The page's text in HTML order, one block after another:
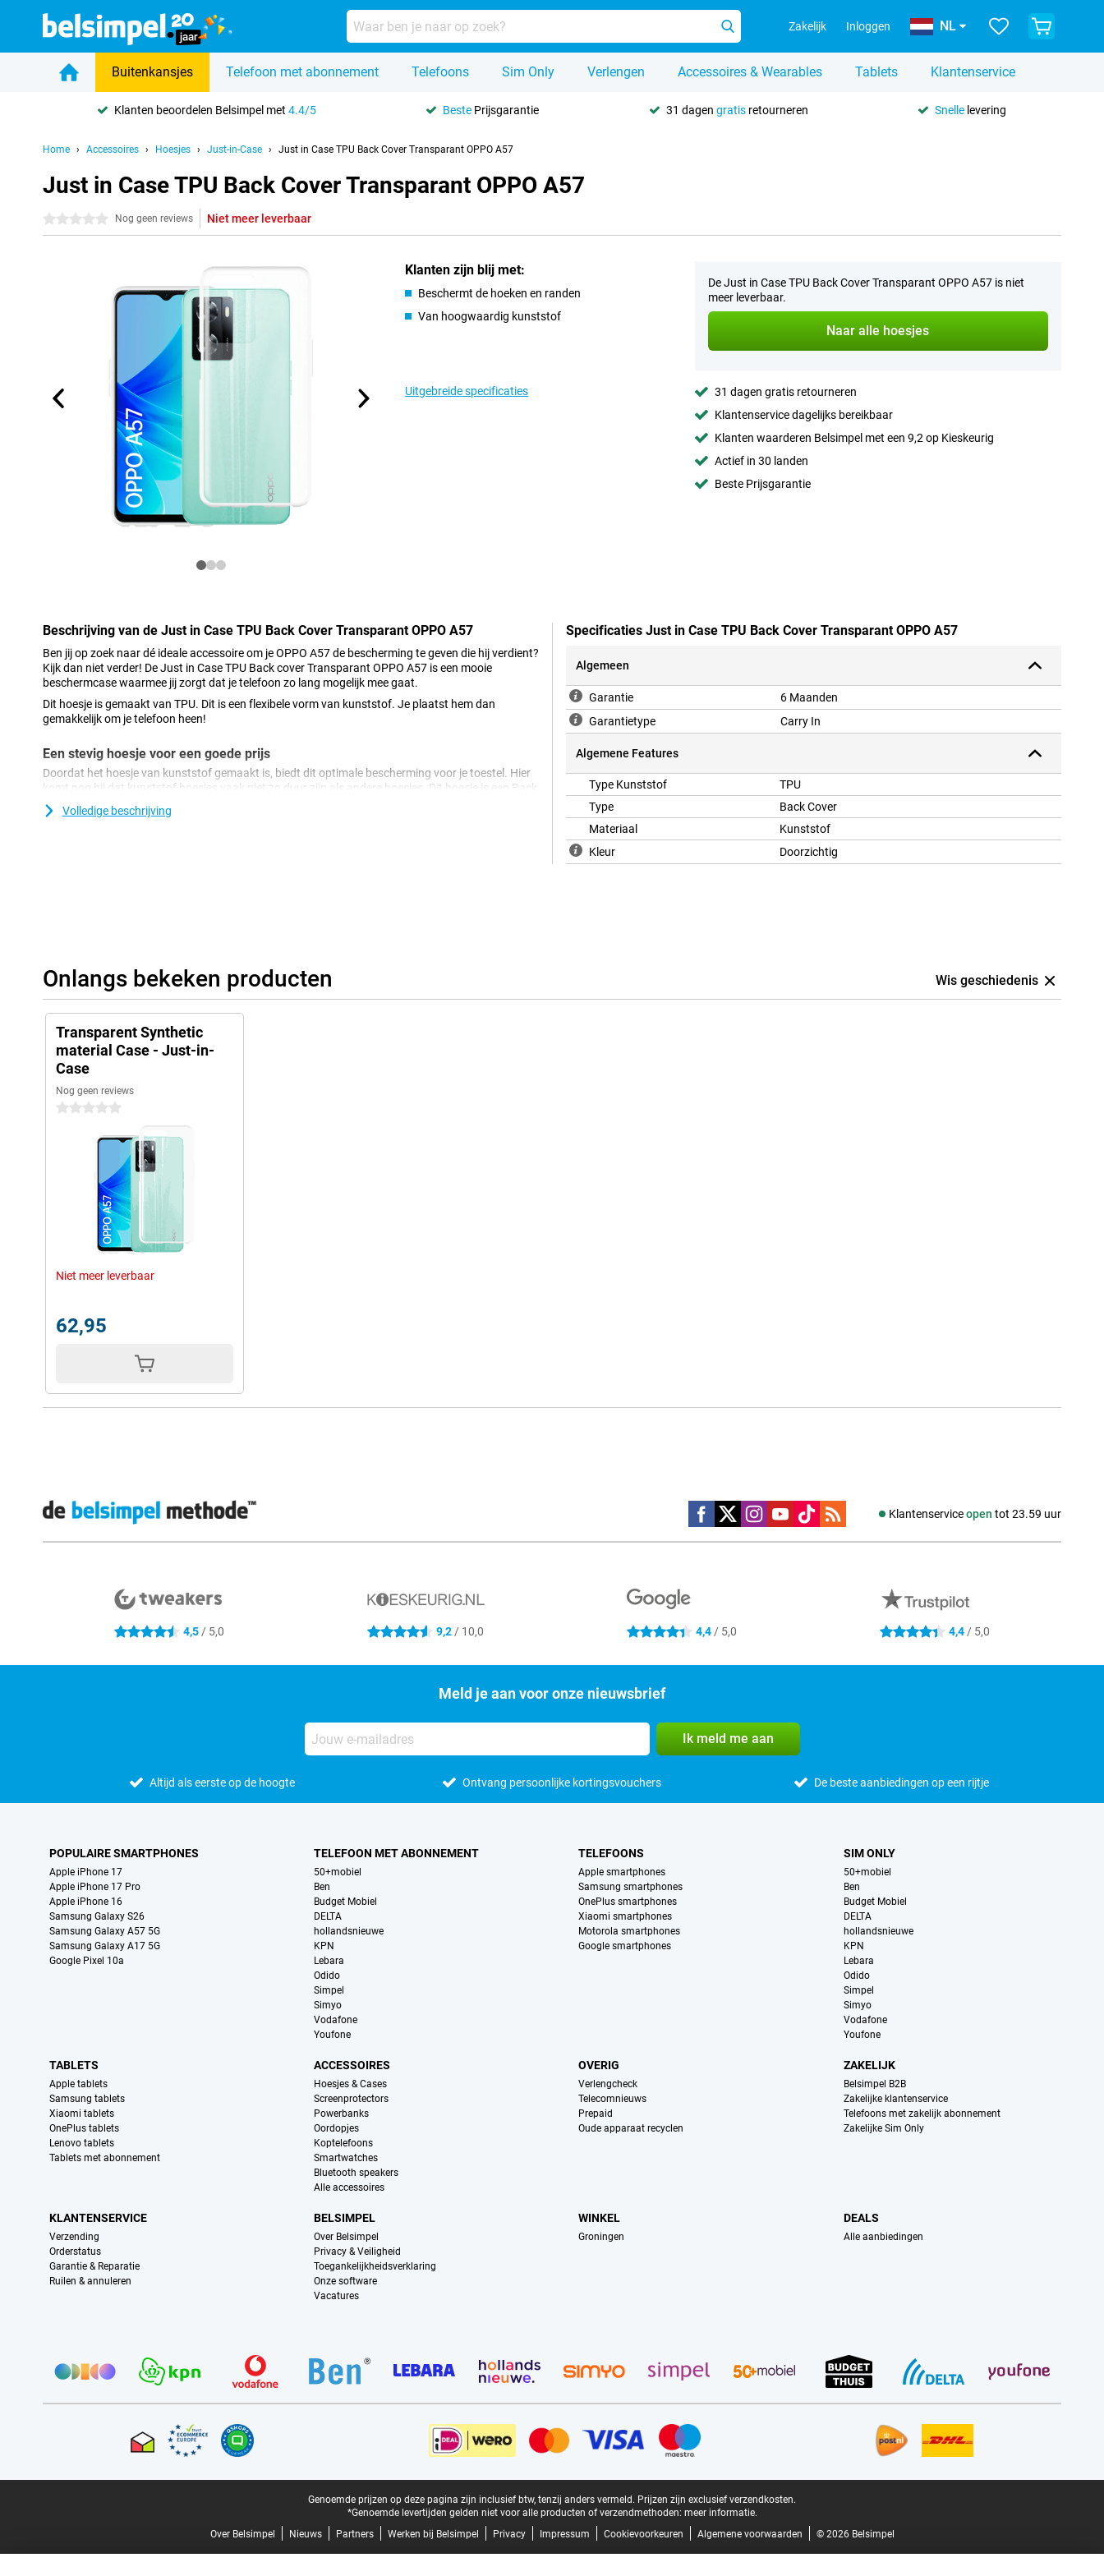
Zakelijk Inloggen NL
Buitenkansjes Telefoon met abonnement Telefoons Sim Only Verlengen Accessoires & Wearables Tablets Klantenservice
Klanten beoordelen Belsimpel met4.4/5 Beste Prijsgarantie 31 dagen gratisretourneren Snellelevering
Home Accessoires Hoesjes Just-in-Case Just in Case TPU Back Cover Transparant OPPO A57
Just in Case TPU Back Cover Transparant OPPO A57
0 sterren Nog geen reviews Niet meer leverbaar
Klanten zijn blij met:
Beschermt de hoeken en randen
Van hoogwaardig kunststof
Uitgebreide specificaties
De Just in Case TPU Back Cover Transparant OPPO A57 is niet
meer leverbaar.
Naar alle hoesjes
31 dagen gratis retourneren
Klantenservice dagelijks bereikbaar
Klanten waarderen Belsimpel met een 9,2 op Kieskeurig
Actief in 30 landen
Beste Prijsgarantie
Beschrijving van de Just in Case TPU Back Cover Transparant OPPO A57
Ben jij op zoek naar dé ideale accessoire om je OPPO A57 de bescherming te geven die hij verdient?
Kijk dan niet verder! De Just in Case TPU Back cover Transparant OPPO A57 is een mooie
beschermcase waarmee jij zorgt dat je telefoon zo lang mogelijk mee gaat.
Dit hoesje is gemaakt van TPU. Dit is een flexibele vorm van kunststof. Je plaatst hem dan
gemakkelijk om je telefoon heen!
Een stevig hoesje voor een goede prijs
Doordat het hoesje van kunststof gemaakt is, biedt dit optimale bescherming voor je toestel. Hier
komt nog bij dat kunststof hoesjes vaak niet zo duur zijn als andere hoesjes. Dit hoesje is een Back
cover, wat inhoudt dat hij de achterkant en de zijkanten van je telefoon beschermt tegen krassen,
deuken en vuil. Als je de voorkant wilt beschermen, maak dan gebruik van een screenprotector.
Volledige beschrijving
Specificaties Just in Case TPU Back Cover Transparant OPPO A57
Algemeen
Garantie
6 Maanden
Garantietype
Carry In
Algemene Features
Type Kunststof
TPU
Type
Back Cover
Materiaal
Kunststof
Kleur
Doorzichtig
Onlangs bekeken producten Wis geschiedenis
Transparent Synthetic
material Case - Just-in-
Case
Nog geen reviews
0 sterren
Niet meer leverbaar
62,95
Klantenserviceopen tot 23.59 uur
Social media
4.5 sterren 4,5/ 5,0 4.6 sterren 9,2/ 10,0 4.4 sterren 4,4 / 5,0 4.4 sterren 4,4 / 5,0
Meld je aan voor onze nieuwsbrief
Ik meld me aan
Altijd als eerste op de hoogte Ontvang persoonlijke kortingsvouchers De beste aanbiedingen op een rijtje
POPULAIRE SMARTPHONES
Apple iPhone 17
Apple iPhone 17 Pro
Apple iPhone 16
Samsung Galaxy S26
Samsung Galaxy A57 5G
Samsung Galaxy A17 5G
Google Pixel 10a
TELEFOON MET ABONNEMENT
50+mobiel
Ben
Budget Mobiel
DELTA
hollandsnieuwe
KPN
Lebara
Odido
Simpel
Simyo
Vodafone
Youfone
TELEFOONS
Apple smartphones
Samsung smartphones
OnePlus smartphones
Xiaomi smartphones
Motorola smartphones
Google smartphones
SIM ONLY
50+mobiel
Ben
Budget Mobiel
DELTA
hollandsnieuwe
KPN
Lebara
Odido
Simpel
Simyo
Vodafone
Youfone
TABLETS
Apple tablets
Samsung tablets
Xiaomi tablets
OnePlus tablets
Lenovo tablets
Tablets met abonnement
ACCESSOIRES
Hoesjes & Cases
Screenprotectors
Powerbanks
Oordopjes
Koptelefoons
Smartwatches
Bluetooth speakers
Alle accessoires
OVERIG
Verlengcheck
Telecomnieuws
Prepaid
Oude apparaat recyclen
ZAKELIJK
Belsimpel B2B
Zakelijke klantenservice
Telefoons met zakelijk abonnement
Zakelijke Sim Only
KLANTENSERVICE
Verzending
Orderstatus
Garantie & Reparatie
Ruilen & annuleren
BELSIMPEL
Over Belsimpel
Privacy & Veiligheid
Toegankelijkheidsverklaring
Onze software
Vacatures
WINKEL
Groningen
DEALS
Alle aanbiedingen
Genoemde prijzen op deze pagina zijn inclusief btw, tenzij anders vermeld. Prijzen zijn exclusief verzendkosten.
*Genoemde levertijden gelden niet voor alle producten of verzendmethoden: meer informatie.
Over Belsimpel
Nieuws Partners Werken bij Belsimpel Privacy Impressum Cookievoorkeuren Algemene voorwaarden © 2026 Belsimpel